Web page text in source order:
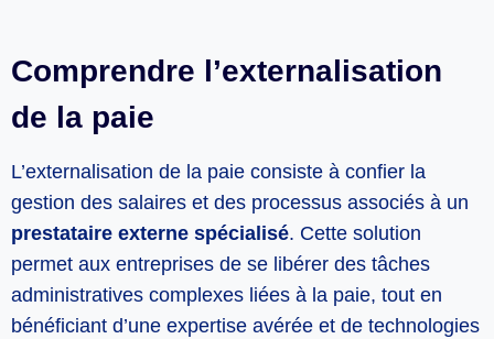
Comprendre l’externalisation
de la paie
L’externalisation de la paie consiste à confier la
gestion des salaires et des processus associés à un
prestataire externe spécialisé. Cette solution
permet aux entreprises de se libérer des tâches
administratives complexes liées à la paie, tout en
bénéficiant d’une expertise avérée et de technologies